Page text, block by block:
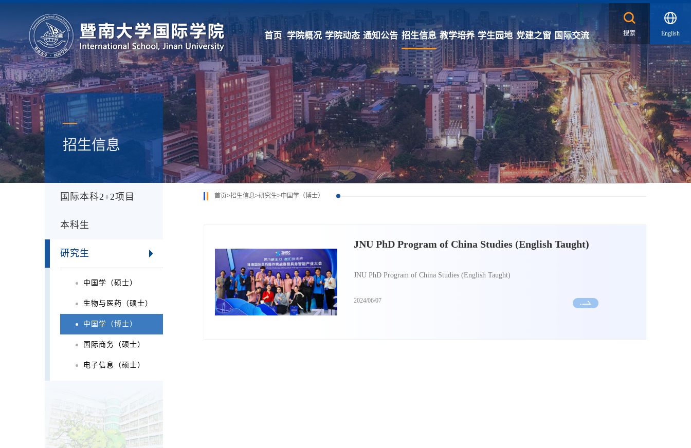
搜索 English
首页 学院概况 学院动态 通知公告 招生信息 教学培养 学生园地 党建之窗 国际交流
—
招生信息
国际本科2+2项目
本科生
研究生
中国学（硕士）
生物与医药（硕士）
中国学（博士）
国际商务（硕士）
电子信息（硕士）
首页>招生信息>研究生>中国学（博士）
JNU PhD Program of China Studies (English Taught)
JNU PhD Program of China Studies (English Taught)
2024/06/07